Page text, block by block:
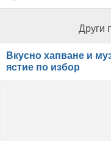
Други
Вкусно хапване и
ястие по избор